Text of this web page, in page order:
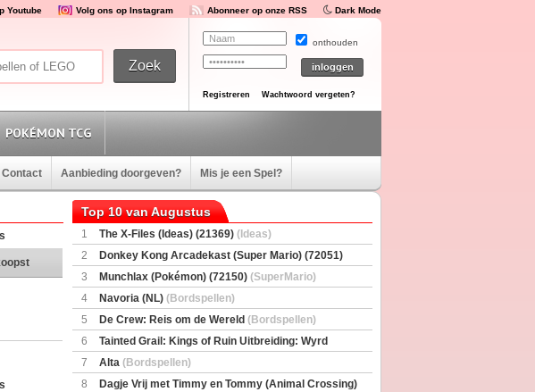
Youtube Volg ons op Instagram Abonneer op onze RSS Dark Mode
onthouden
Registreren Wachtwoord vergeten?
POKÉMON TCG
Contact Aanbieding doorgeven? Mis je een Spel?
Top 10 van Augustus
1 The X-Files (Ideas) (21369) (Ideas)
2
Donkey Kong Arcadekast (Super Mario) (72051)
(SuperMario)
3 Munchlax (Pokémon) (72150) (SuperMario)
4
Navoria (NL) (Bordspellen)
5
De Crew: Reis om de Wereld (Bordspellen)
6
Tainted Grail: Kings of Ruin Uitbreiding: Wyrd
Encounters(Bordspellen)
7 Alta (Bordspellen)
8
Dagje Vrij met Timmy en Tommy (Animal Crossing)